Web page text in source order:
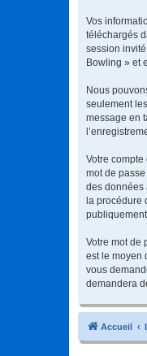
Vos
téléchargés
session
Bowling » et
Nous
seulement
message en
Votre
mot de
des données
la procédure
Votre mot de
est le moyen
vous
demandera
Accueil